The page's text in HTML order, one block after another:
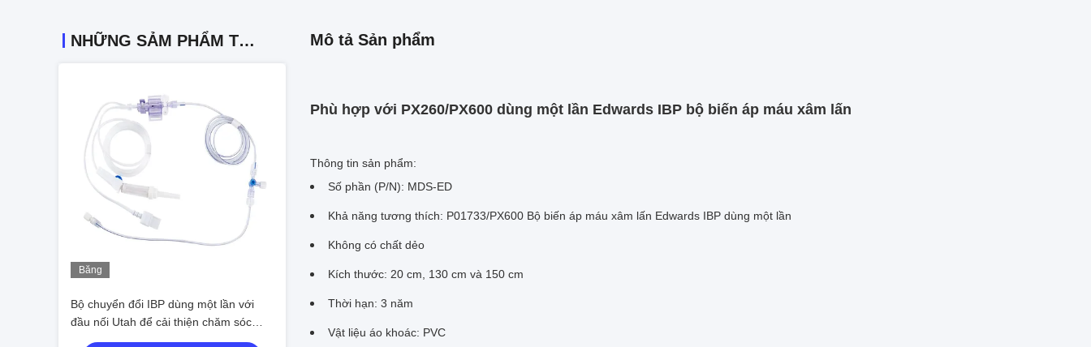
NHỮNG SẢM PHẨM TƯƠNG TỰ
Băng
Bộ chuyển đổi IBP dùng một lần với
đầu nối Utah để cải thiện chăm sóc
bệnh nhân
Mô tả Sản phẩm
Phù hợp với PX260/PX600 dùng một lần Edwards IBP bộ biến áp máu xâm lấn
Thông tin sản phẩm:
Số phần (P/N): MDS-ED
Khả năng tương thích: P01733/PX600 Bộ biến áp máu xâm lấn Edwards IBP dùng một lần
Không có chất dẻo
Kích thước: 20 cm, 130 cm và 150 cm
Thời hạn: 3 năm
Vật liệu áo khoác: PVC